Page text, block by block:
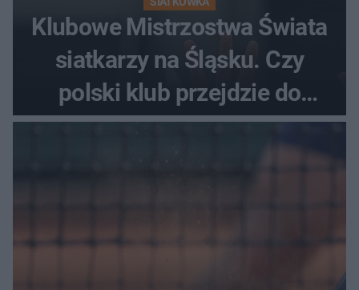
Klubowe Mistrzostwa Świata
siatkarzy na Śląsku. Czy
polski klub przejdzie do
historii